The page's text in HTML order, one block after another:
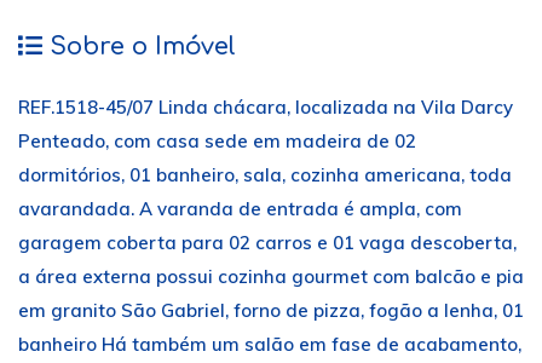
Sobre o Imóvel
REF.1518-45/07 Linda chácara, localizada na Vila Darcy
Penteado, com casa sede em madeira de 02
dormitórios, 01 banheiro, sala, cozinha americana, toda
avarandada. A varanda de entrada é ampla, com
garagem coberta para 02 carros e 01 vaga descoberta,
a área externa possui cozinha gourmet com balcão e pia
em granito São Gabriel, forno de pizza, fogão a lenha, 01
banheiro Há também um salão em fase de acabamento,